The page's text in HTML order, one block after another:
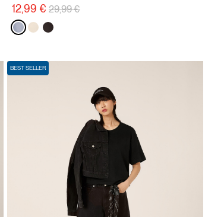
12,99 € Preisreduzierung von
29,99 €
BEST SELLER